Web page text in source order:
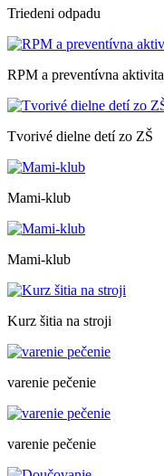
Triedeni odpadu
RPM a preventívna aktivita
Tvorivé dielne detí zo ZŠ
Mami-klub
Mami-klub
Kurz šitia na stroji
varenie pečenie
varenie pečenie